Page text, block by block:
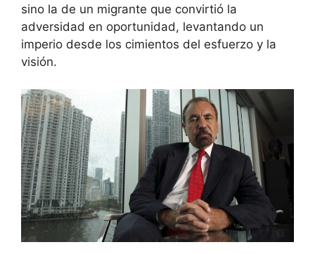
sino la de un migrante que convirtió la
adversidad en oportunidad, levantando un
imperio desde los cimientos del esfuerzo y la
visión.